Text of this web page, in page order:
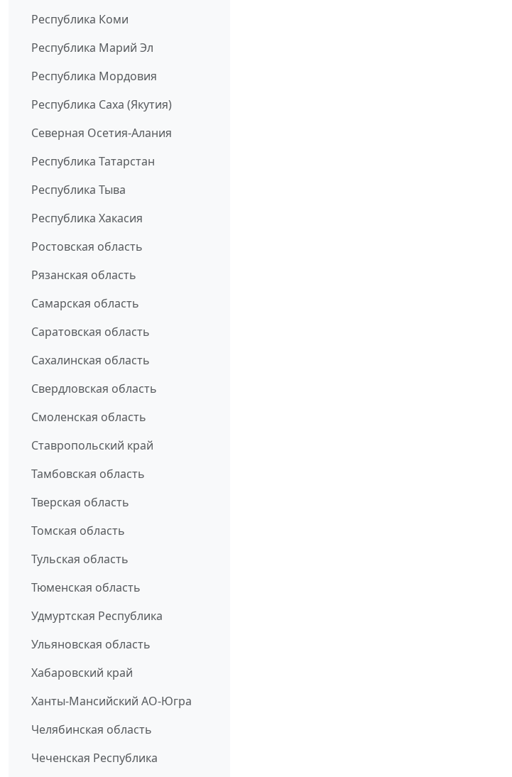
Республика Коми
Республика Марий Эл
Республика Мордовия
Республика Саха (Якутия)
Северная Осетия-Алания
Республика Татарстан
Республика Тыва
Республика Хакасия
Ростовская область
Рязанская область
Самарская область
Саратовская область
Сахалинская область
Свердловская область
Смоленская область
Ставропольский край
Тамбовская область
Тверская область
Томская область
Тульская область
Тюменская область
Удмуртская Республика
Ульяновская область
Хабаровский край
Ханты-Мансийский АО-Югра
Челябинская область
Чеченская Республика